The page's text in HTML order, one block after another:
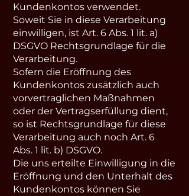
Kundenkontos verwendet.
Soweit Sie in diese Verarbeitung
einwilligen, ist Art. 6 Abs. 1 lit. a)
DSGVO Rechtsgrundlage für die
Verarbeitung.
Sofern die Eröffnung des
Kundenkontos zusätzlich auch
vorvertraglichen Maßnahmen
oder der Vertragserfüllung dient,
so ist Rechtsgrundlage für diese
Verarbeitung auch noch Art. 6
Abs. 1 lit. b) DSGVO.
Die uns erteilte Einwilligung in die
Eröffnung und den Unterhalt des
Kundenkontos können Sie